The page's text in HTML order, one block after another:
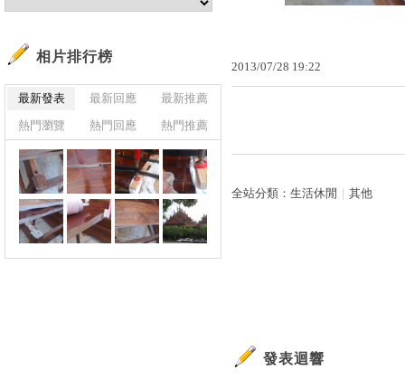
2013/07/28 19:22
全站分類： 生活休閒 其他
發表迴響
相片排行榜
最新發表 最新回應
最新推薦
熱門瀏覽
熱門回應 熱門推薦